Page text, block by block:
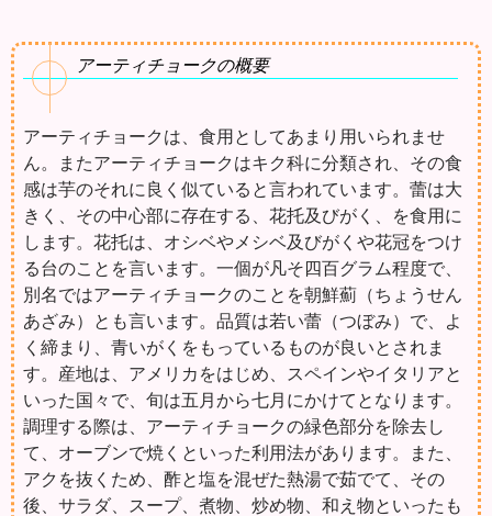
アーティチョークの概要
アーティチョークは、食用としてあまり用いられませ
ん。またアーティチョークはキク科に分類され、その食
感は芋のそれに良く似ていると言われています。蕾は大
きく、その中心部に存在する、花托及びがく、を食用に
します。花托は、オシベやメシベ及びがくや花冠をつけ
る台のことを言います。一個が凡そ四百グラム程度で、
別名ではアーティチョークのことを朝鮮薊（ちょうせん
あざみ）とも言います。品質は若い蕾（つぼみ）で、よ
く締まり、青いがくをもっているものが良いとされま
す。産地は、アメリカをはじめ、スペインやイタリアと
いった国々で、旬は五月から七月にかけてとなります。
調理する際は、アーティチョークの緑色部分を除去し
て、オーブンで焼くといった利用法があります。また、
アクを抜くため、酢と塩を混ぜた熱湯で茹でて、その
後、サラダ、スープ、煮物、炒め物、和え物といったも